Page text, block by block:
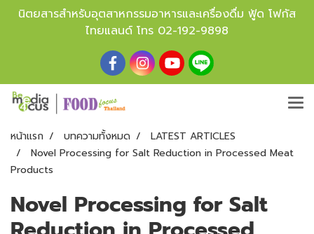
นิตยสารสำหรับอุตสาหกรรมอาหารและเครื่องดื่ม ฟู้ด โฟกัส
ไทยแลนด์ โทร 02-192-9898
หน้าแรก บทความทั้งหมด
LATEST ARTICLES
Novel Processing for Salt Reduction in Processed Meat
Products
Novel Processing for Salt